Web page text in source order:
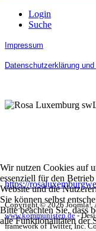
Login
Suche
Impressum
Datenschutzerklärung
https://
Copyright © 2026 Joomla!.
www.kommunisten.de-
framework of Twitter, Inc.
Wir nutzen Cookies auf
essenziell für den
Website und die
Sie können selbst
Bitte beachten Sie, dass
alle Funktionalitäten der